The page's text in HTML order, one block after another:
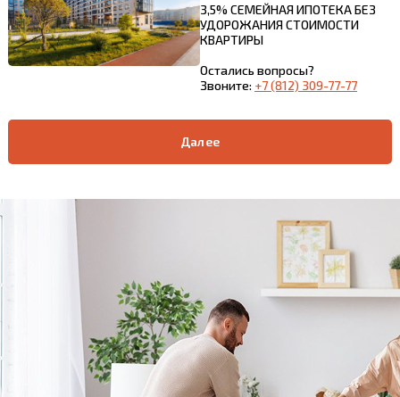
3,5% СЕМЕЙНАЯ ИПОТЕКА БЕЗ
УДОРОЖАНИЯ СТОИМОСТИ
КВАРТИРЫ
Остались вопросы?
Звоните: +7 (812) 309-77-77